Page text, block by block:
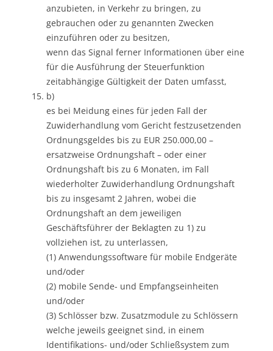
anzubieten, in Verkehr zu bringen, zu
gebrauchen oder zu genannten Zwecken
einzuführen oder zu besitzen,
wenn das Signal ferner Informationen über eine
für die Ausführung der Steuerfunktion
zeitabhängige Gültigkeit der Daten umfasst,
b)
es bei Meidung eines für jeden Fall der
Zuwiderhandlung vom Gericht festzusetzenden
Ordnungsgeldes bis zu EUR 250.000,00 –
ersatzweise Ordnungshaft – oder einer
Ordnungshaft bis zu 6 Monaten, im Fall
wiederholter Zuwiderhandlung Ordnungshaft
bis zu insgesamt 2 Jahren, wobei die
Ordnungshaft an dem jeweiligen
Geschäftsführer der Beklagten zu 1) zu
vollziehen ist, zu unterlassen,
(1) Anwendungssoftware für mobile Endgeräte
und/oder
(2) mobile Sende- und Empfangseinheiten
und/oder
(3) Schlösser bzw. Zusatzmodule zu Schlössern
welche jeweils geeignet sind, in einem
Identifikations- und/oder Schließsystem zum